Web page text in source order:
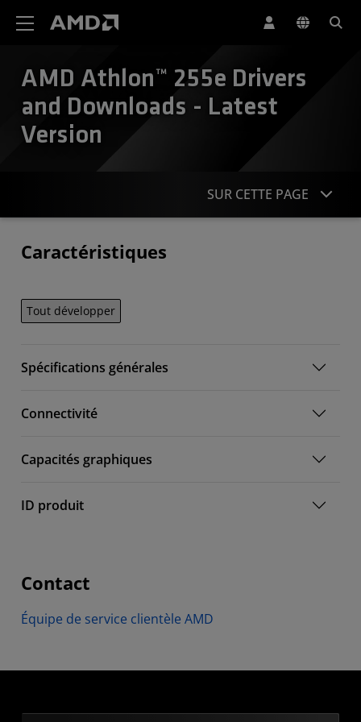
AMD Athlon™ 255e Drivers
and Downloads - Latest
Version
SUR CETTE PAGE
Caractéristiques
Tout développer
Spécifications générales
Connectivité
Capacités graphiques
ID produit
Contact
Équipe de service clientèle AMD